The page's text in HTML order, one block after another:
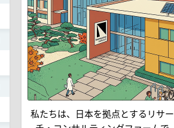
私たちは、日本を拠点とするリサー